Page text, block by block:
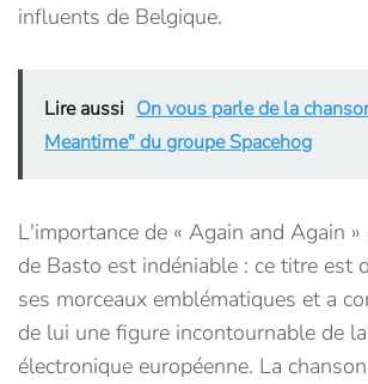
influents de Belgique.
Lire aussi On vous parle de la
Meantime" du groupe Spacehog
L'importance de « Again and Again
de Basto est indéniable : ce titre est
ses morceaux emblématiques et a
de lui une figure incontournable de
électronique européenne. La